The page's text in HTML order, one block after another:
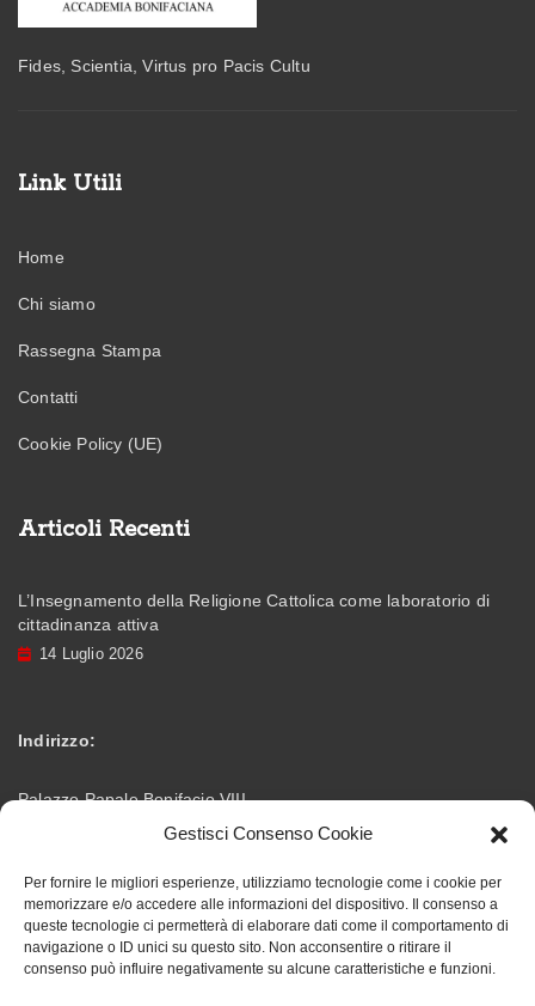
Gestisci Consenso Cookie
Per fornire le migliori esperienze, utilizziamo tecnologie come i cookie per
memorizzare e/o accedere alle informazioni del dispositivo. Il consenso a
queste tecnologie ci permetterà di elaborare dati come il comportamento di
navigazione o ID unici su questo sito. Non acconsentire o ritirare il
consenso può influire negativamente su alcune caratteristiche e funzioni.
Fides, Scientia, Virtus pro Pacis Cultu
Link Utili
Home
Chi siamo
Rassegna Stampa
Contatti
Cookie Policy (UE)
Articoli Recenti
L’Insegnamento della Religione Cattolica come laboratorio di
cittadinanza attiva
14 Luglio 2026
Indirizzo:
Palazzo Papale Bonifacio VIII
Email: info@accademiabonifaciana.eu
Telefono:328 5354419